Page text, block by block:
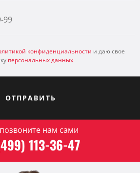
конфиденциальности и даю свое
персональных данных
ОТПРАВИТЬ
нам сами
113-36-47